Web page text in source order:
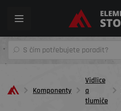
Toggle
Komponenty
Vidlice
a
tlumiče